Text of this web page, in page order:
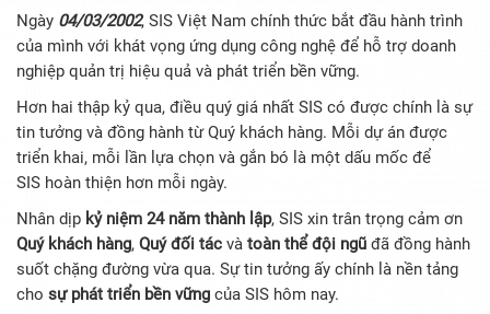
Ngày 04/03/2002, SIS Việt Nam chính thức bắt đầu hành trình
của mình với khát vọng ứng dụng công nghệ để hỗ trợ doanh
nghiệp quản trị hiệu quả và phát triển bền vững.
Hơn hai thập kỷ qua, điều quý giá nhất SIS có được chính là sự
tin tưởng và đồng hành từ Quý khách hàng. Mỗi dự án được
triển khai, mỗi lần lựa chọn và gắn bó là một dấu mốc để
SIS hoàn thiện hơn mỗi ngày.
Nhân dịp kỷ niệm 24 năm thành lập, SIS xin trân trọng cảm ơn
Quý khách hàng, Quý đối tác và toàn thể đội ngũ đã đồng hành
suốt chặng đường vừa qua. Sự tin tưởng ấy chính là nền tảng
cho sự phát triển bền vững của SIS hôm nay.